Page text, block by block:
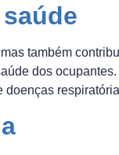
também
dos